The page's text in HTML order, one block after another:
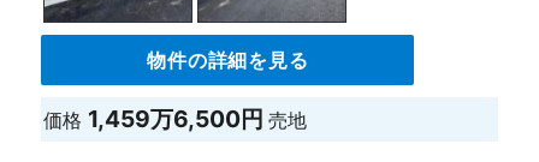
物件の詳細を見る
価格 1,459万6,500円売地